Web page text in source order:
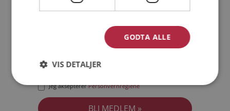
Jeg akseptererPersonvernreglene
GODTA ALLE
VIS DETALJER